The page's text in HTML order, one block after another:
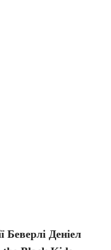
Беверлі Деніел